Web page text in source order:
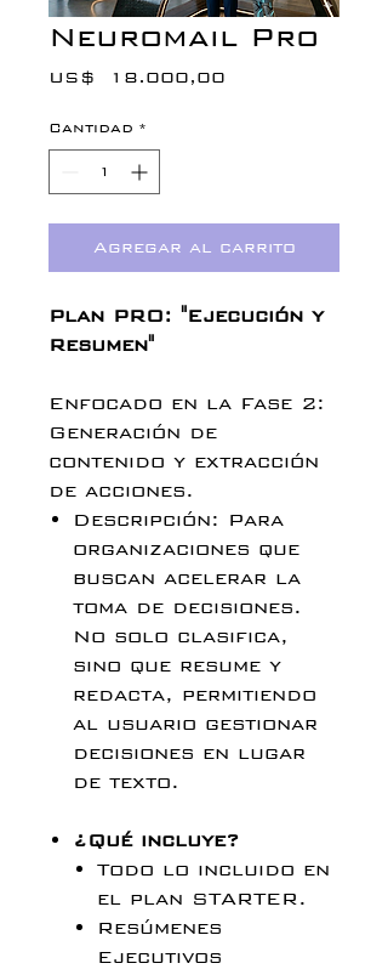
Neuromail Pro
US$ 18.000,00
Cantidad *
Agregar al carrito
Plan PRO: "Ejecución y
Resumen"
Enfocado en la Fase 2:
Generación de
contenido y extracción
de acciones.
Descripción: Para
organizaciones que
buscan acelerar la
toma de decisiones.
No solo clasifica,
sino que resume y
redacta, permitiendo
al usuario gestionar
decisiones en lugar
de texto.
¿Qué incluye?
Todo lo incluido en
el plan STARTER.
Resúmenes
Ejecutivos